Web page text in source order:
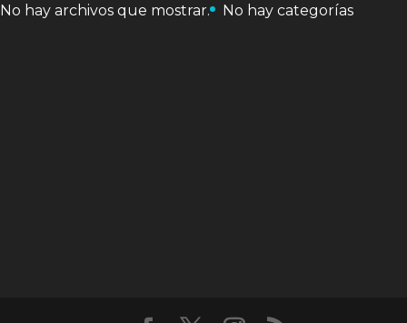
No hay archivos que mostrar.
No hay categorías